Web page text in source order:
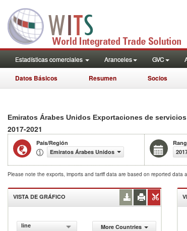
Estadísticas comerciales Aranceles GVC
Datos Básicos Resumen Socios
Emiratos Árabes Unidos Exportaciones de servicios
2017-2021
País/Región
Emiratos Árabes Unidos
Please note the exports, imports and tariff data are based on reported data
VISTA DE GRÁFICO
line More Countries